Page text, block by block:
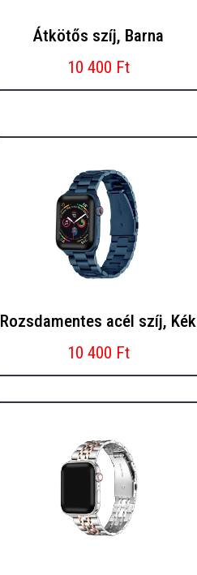
Átkötős szíj, Barna
10 400 Ft
Rozsdamentes acél szíj, Kék
10 400 Ft